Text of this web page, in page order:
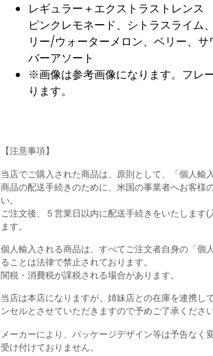
レギュラー＋エクストラストレンス
ピンクレモネード、シトラスライム
リー/ウォーターメロン、ベリー、
バーアソート
※画像は参考画像になります。フレ
ります。
【注意事項】
当店でご購入された商品は、原則として、「個人輸
商品の配送手続きのために、米国の事業者へお客様
い。
ご注文後、５営業日以内に配送手続きをいたします
ます。
個人輸入される商品は、すべてご注文者自身の「個
ることは法律で禁止されております。
関税・消費税が課税される場合があります。
当店は本店になりますが、姉妹店との在庫を連携し
ンセルとさせていただきますので予めご了承ください
メーカーにより、パッケージデザイン等は予告な
受け付けておりません。